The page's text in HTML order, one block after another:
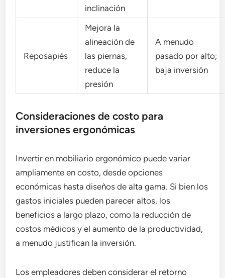
inclinación
Reposapiés
Mejora la
alineación de
las piernas,
reduce la
presión
A menudo
pasado por alto;
baja inversión
Consideraciones de costo para
inversiones ergonómicas
Invertir en mobiliario ergonómico puede variar
ampliamente en costo, desde opciones
económicas hasta diseños de alta gama. Si bien los
gastos iniciales pueden parecer altos, los
beneficios a largo plazo, como la reducción de
costos médicos y el aumento de la productividad,
a menudo justifican la inversión.
Los empleadores deben considerar el retorno